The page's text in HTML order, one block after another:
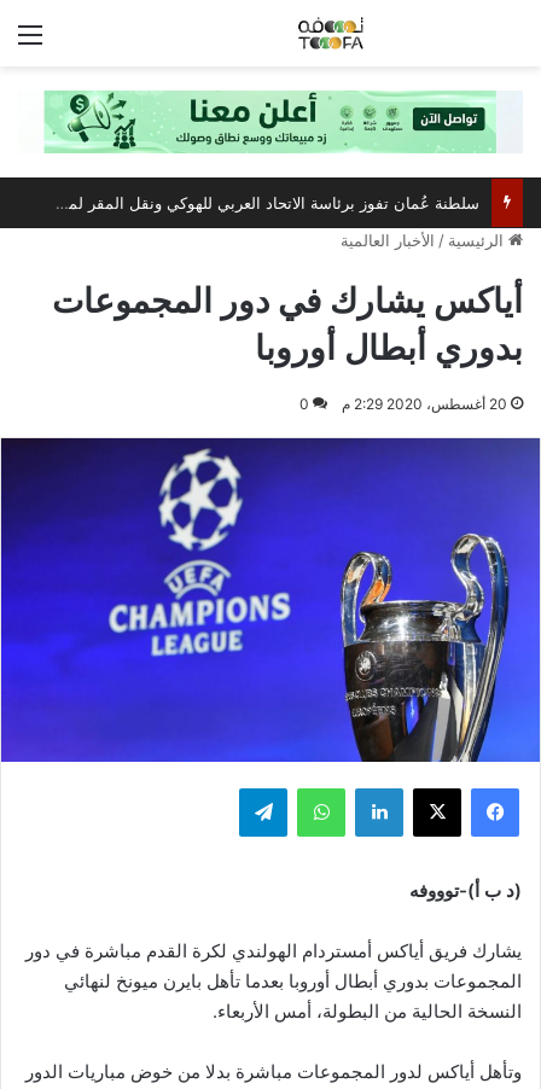
الرئيسية / الأخبار العالمية
أياكس يشارك في دور المجموعات
بدوري أبطال أوروبا
20 أغسطس، 2020 2:29 م 0
فيسبوك ‫X لينكدإن واتساب تيلقرام
(د ب أ)-توووفه
يشارك فريق أياكس أمستردام الهولندي لكرة القدم مباشرة في دور
المجموعات بدوري أبطال أوروبا بعدما تأهل بايرن ميونخ لنهائي
النسخة الحالية من البطولة، أمس الأربعاء.
وتأهل أياكس لدور المجموعات مباشرة بدلا من خوض مباريات الدور